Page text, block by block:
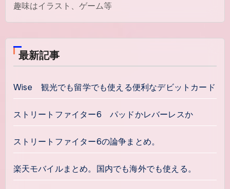
趣味はイラスト、ゲーム等
最新記事
Wise 観光でも留学でも使える便利なデビットカード
ストリートファイター6 パッドかレバーレスか
ストリートファイター6の論争まとめ。
楽天モバイルまとめ。国内でも海外でも使える。